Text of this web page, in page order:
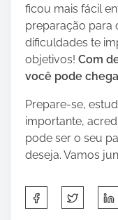
ficou mais fácil
preparação para
dificuldades te
objetivos! Com
você pode
Prepare-se,
importante,
pode ser o seu
deseja. Vamos
h